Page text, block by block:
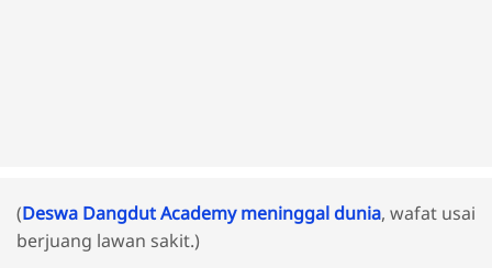
(Deswa Dangdut Academy meninggal dunia, wafat usai
berjuang lawan sakit.)